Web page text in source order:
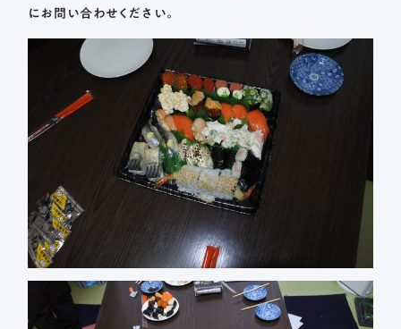
にお問い合わせください。